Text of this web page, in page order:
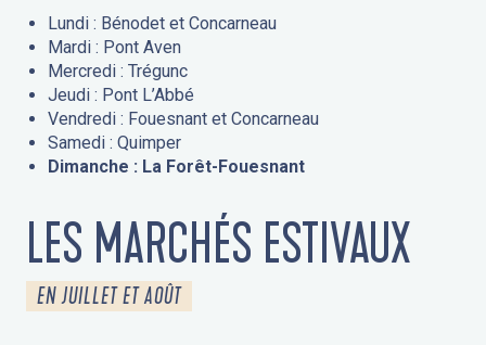
Lundi : Bénodet et Concarneau
Mardi : Pont Aven
Mercredi : Trégunc
Jeudi : Pont L’Abbé
Vendredi : Fouesnant et Concarneau
Samedi : Quimper
Dimanche : La Forêt-Fouesnant
LES MARCHÉS ESTIVAUX
EN JUILLET ET AOÛT